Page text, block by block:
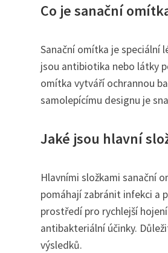
Co je sanační
Sanační omítka je speciální
jsou antibiotika nebo látky
omítka vytváří ochrannou
samolepícímu designu je
Jaké jsou hlavní
Hlavními složkami sanační
pomáhají zabránit infekci a
prostředí pro rychlejší
antibakteriální účinky.
výsledků.